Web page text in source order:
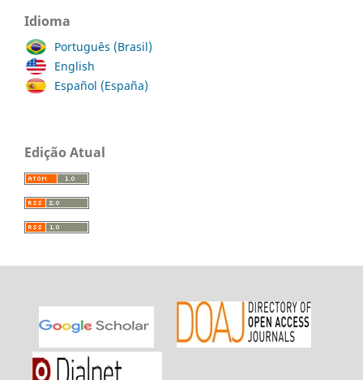
Idioma
Português (Brasil)
English
Español (España)
Edição Atual